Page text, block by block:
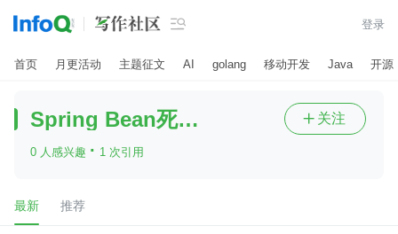
 登录
首页 月更活动 主题征文 AI golang 移动开发 Java 开源
Spring Bean死代码
0 人感兴趣 · 1 次引用
 关注
最新 推荐